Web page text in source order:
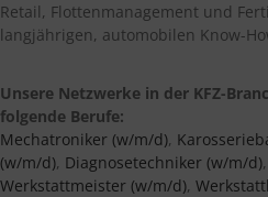
Retail, Flottenmanagement und
langjährigen, automobilen Know-
Unsere Netzwerke in der KFZ-
folgende Berufe:
Mechatroniker (w/m/d),
(w/m/d), Diagnosetechniker (w/m/d),
Werkstattmeister (w/m/d),